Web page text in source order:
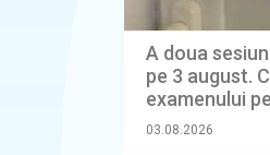
A doua
pe 3 august.
examenului
două ori
03.08.2026